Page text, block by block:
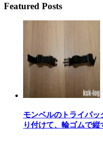
Featured Posts
モンベルのトライパッ
り付けて、輪ゴムで